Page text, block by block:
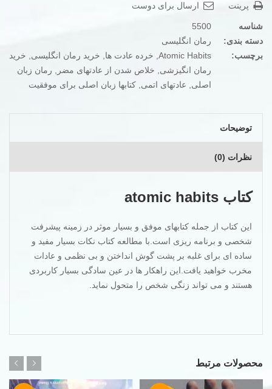
Habits
پرینت ارسال برای دوست
شناسه
5500
دسته بندی:
رمان انگلیسی
برچسب:
Atomic Habits
, خرده عادت ها, خرید رمان انگلیسی ,
خرید
رمان انگیزشی , خلاص شدن از عادتهای مضر,
رمان زبان
اصلی , عادتهای اتمی , کتابها زبان اصلی برای موفقیت
توضیحات
نظرات (0)
کتاب atomic habits
این کتاب از جمله کتابهای موفق و بسیار موثر در زمینه پیشرفت
شخصی و برنامه ریزی است.با مطالعه کتاب نکات بسیار مفید و
ساده ای برای غلبه بر پشت گوش انداختن و بی نظمی و عادات
مخرب خواهید یافت.این راهکار ها در عین سادگی بسیار کاربردی
هستند و می تواند زنگی شخص را متحول نماید.
محصولات مرتبط